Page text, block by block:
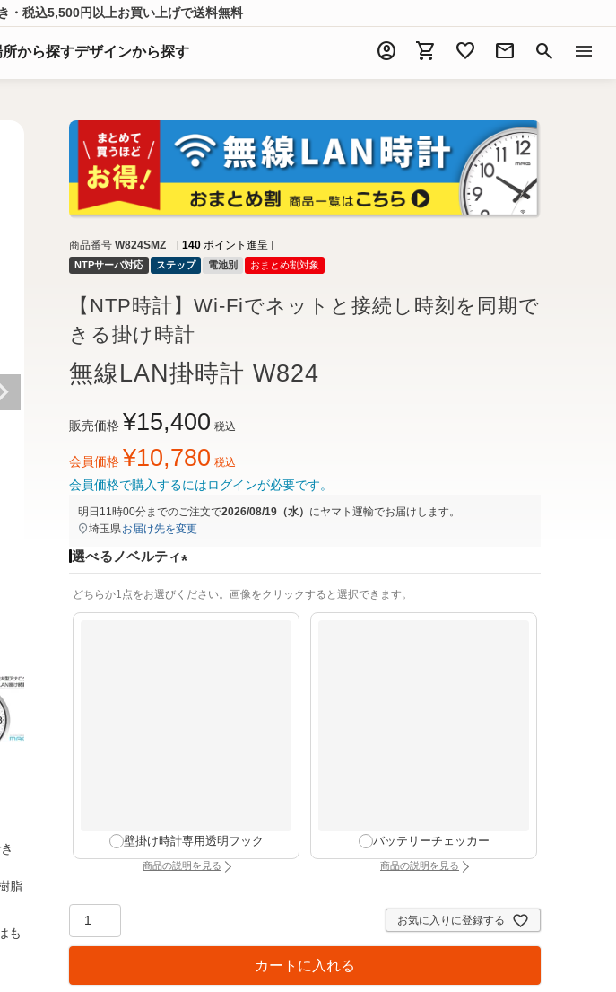
・税込5,500円以上お買い上げで送料無料
から探すデザインから探す account_circle shopping_cart favorite mail search menu
脂
も
商品番号 W824SMZ [ 140 ポイント進呈 ]
NTPサーバ対応 ステップ 電池別 おまとめ割対象
【NTP時計】Wi-Fiでネットと接続し時刻を同期で
きる掛け時計
無線LAN掛時計 W824
販売価格 ¥15,400 税込
会員価格 ¥10,780 税込
会員価格で購入するにはログインが必要です。
明日 11時00分までのご注文で2026/08/19（水） にヤマト運輸でお届けします。
埼玉県お届け先を変更
選べるノベルティ
必
どちらか1点をお選びください。画像をクリックすると選択できます。
壁掛け時計専用透明フック
商品の説明を見る：壁掛け時計専用透明フック（別タブで開きます）
バッテリーチェッカー
商品の説明を見る：バッテリーチェッカー（別タブで開きま
お気に入りに登録する
カートに入れる